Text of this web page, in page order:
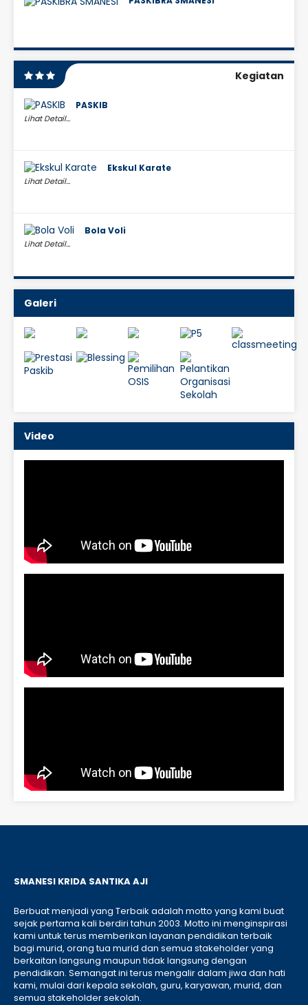
Kegiatan
PASKIB
Lihat Detail...
Ekskul Karate
Lihat Detail...
Bola Voli
Lihat Detail...
Galeri
Video
SMANESI KRIDA SANTIKA AJI
Berbuat menjadi yang Terbaik adalah motto yang kami buat
sejak pertama kali berdiri tahun 2003. Motto ini menginspirasi
kami untuk terus memberikan layanan pendidikan terbaik
bagi murid, orang tua murid dan semua stakeholder yang
berkaitan langsung maupun tidak langsung dengan
pendidikan. Semangat ini terus mengalir dalam jiwa dan hati
kami, mulai dari kepala sekolah, guru, karyawan, murid, dan
semua stakeholder sekolah.